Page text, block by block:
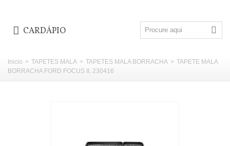
CARDÁPIO
Inicio > TAPETES MALA > TAPETES MALA BORRACHA > TAPETE MALA
BORRACHA FORD FOCUS II, 230416